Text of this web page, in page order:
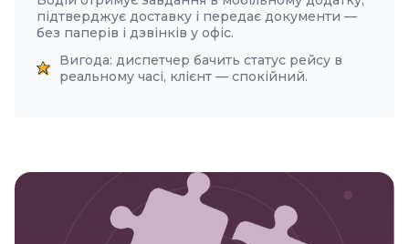
підтверджує доставку і передає документи —
без паперів і дзвінків у офіс.
Вигода: диспетчер бачить статус рейсу в
реальному часі, клієнт — спокійний.